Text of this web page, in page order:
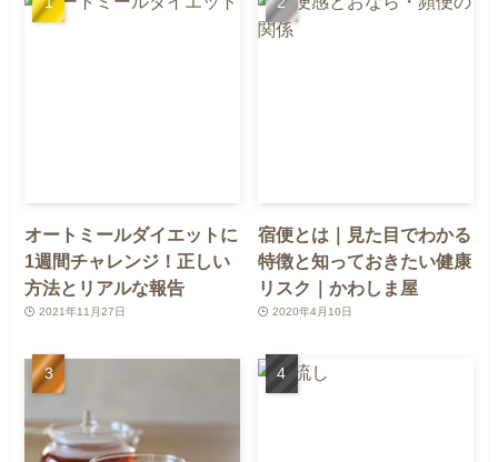
オートミールダイエットに
1週間チャレンジ！正しい
方法とリアルな報告
2021年11月27日
宿便とは｜見た目でわかる
特徴と知っておきたい健康
リスク｜かわしま屋
2020年4月10日